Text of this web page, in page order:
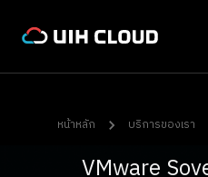
หน้าหลัก บริการของเรา
VMware